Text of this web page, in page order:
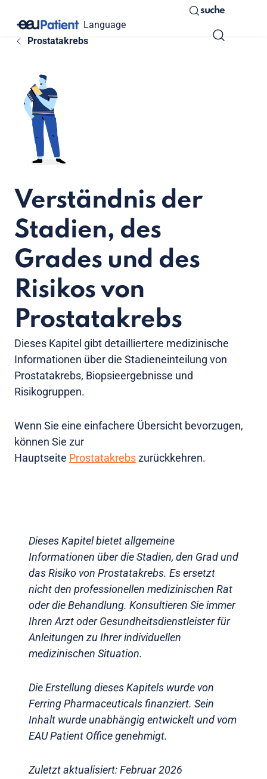
Language
suche
Prostatakrebs
Verständnis der
Stadien, des
Grades und des
Risikos von
Prostatakrebs
Dieses Kapitel gibt detailliertere medizinische
Informationen über die Stadieneinteilung von
Prostatakrebs, Biopsieergebnisse und
Risikogruppen.
Wenn Sie eine einfachere Übersicht bevorzugen,
können Sie zur
Hauptseite Prostatakrebszurückkehren.
Dieses Kapitel bietet allgemeine
Informationen über die Stadien, den Grad und
das Risiko von Prostatakrebs. Es ersetzt
nicht den professionellen medizinischen Rat
oder die Behandlung. Konsultieren Sie immer
Ihren Arzt oder Gesundheitsdienstleister für
Anleitungen zu Ihrer individuellen
medizinischen Situation.
Die Erstellung dieses Kapitels wurde von
Ferring Pharmaceuticals finanziert. Sein
Inhalt wurde unabhängig entwickelt und vom
EAU Patient Office genehmigt.
Zuletzt aktualisiert: Februar 2026